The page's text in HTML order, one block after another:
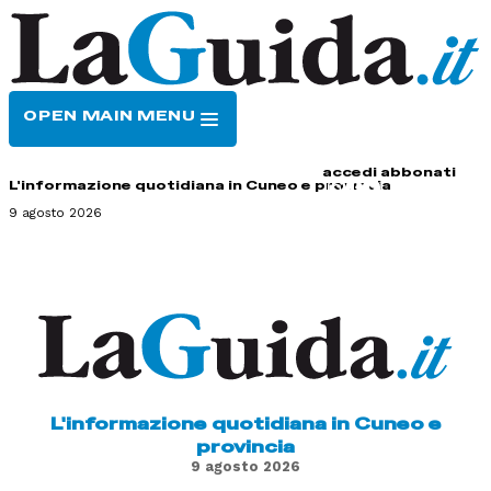
OPEN MAIN MENU
accedi abbonati
L'informazione quotidiana in Cuneo e provincia
9 agosto 2026
L'informazione quotidiana in Cuneo e
provincia
9 agosto 2026